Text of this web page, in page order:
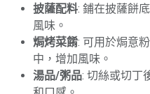
披薩配料: 鋪在披薩餅
風味。
焗烤菜餚: 可用於焗意
中，增加風味。
湯品/粥品: 切絲或切丁